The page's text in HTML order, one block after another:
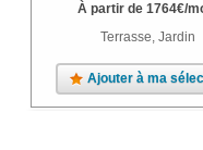
À partir de 1764€/
Terrasse, Jardin
Ajouter à ma